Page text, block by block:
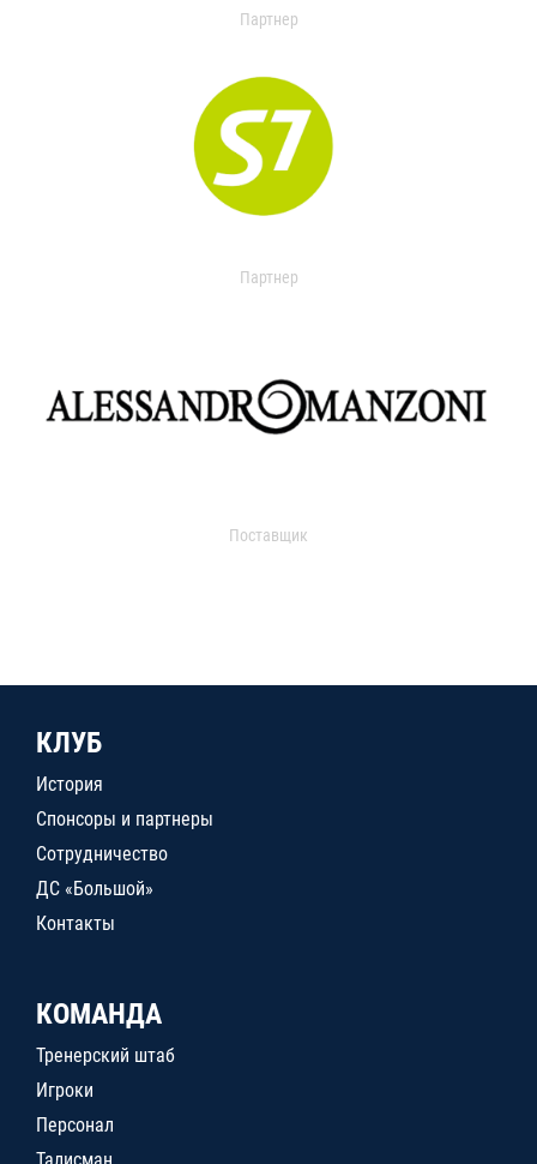
Партнер
Партнер
Поставщик
КЛУБ
История
Спонсоры и партнеры
Сотрудничество
ДС «Большой»
Контакты
КОМАНДА
Тренерский штаб
Игроки
Персонал